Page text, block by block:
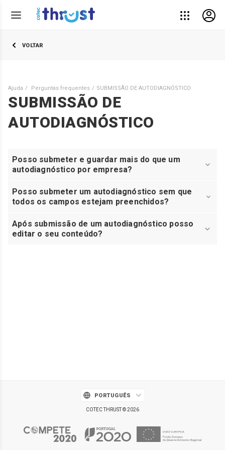
VOLTAR
Ajuda Perguntas frequentes SUBMISSÃO DE AUTODIAGNÓSTICO
SUBMISSÃO DE
AUTODIAGNÓSTICO
Posso submeter e guardar mais do que um
autodiagnóstico por empresa?
Posso submeter um autodiagnóstico sem que
todos os campos estejam preenchidos?
Após submissão de um autodiagnóstico posso
editar o seu conteúdo?
PORTUGUÊS
COTEC THRUST © 2026